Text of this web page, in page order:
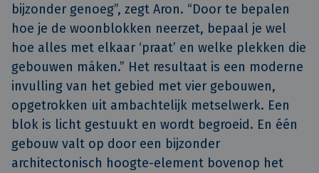
bijzonder genoeg”, zegt Aron. “Door te bepalen
hoe je de woonblokken neerzet, bepaal je wel
hoe alles met elkaar ‘praat’ en welke plekken die
gebouwen máken.” Het resultaat is een moderne
invulling van het gebied met vier gebouwen,
opgetrokken uit ambachtelijk metselwerk. Een
blok is licht gestuukt en wordt begroeid. En één
gebouw valt op door een bijzonder
architectonisch hoogte-element bovenop het